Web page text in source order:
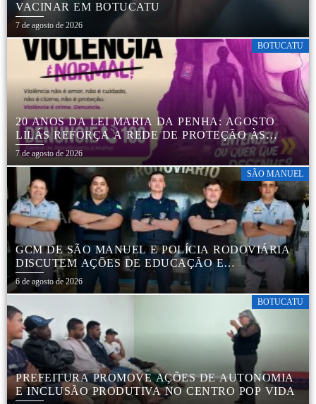
VACINAR EM BOTUCATU
7 de agosto de 2026
BOTUCATU
20 ANOS DA LEI MARIA DA PENHA: AGOSTO
LILÁS REFORÇA A REDE DE PROTEÇÃO ÀS
MULHERES EM BOTUCATU
7 de agosto de 2026
SÃO MANUEL
GCM DE SÃO MANUEL E POLÍCIA RODOVIÁRIA
DISCUTEM AÇÕES DE EDUCAÇÃO E
SEGURANÇA NO TRÂNSITO
6 de agosto de 2026
BOTUCATU
PREFEITURA PROMOVE AÇÕES DE AUTONOMIA
E INCLUSÃO PRODUTIVA NO CENTRO POP VIDA